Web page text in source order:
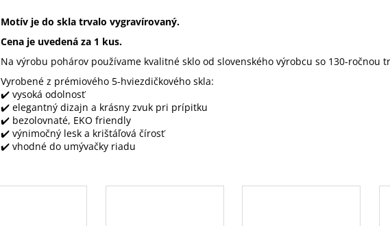
Motív je do skla trvalo vygravírovaný.
Cena je uvedená za 1 kus.
Na výrobu pohárov používame kvalitné sklo od slovenského výrobcu so 130-ročnou
Vyrobené z prémiového 5-hviezdičkového skla:
✔️ vysoká odolnosť
✔️ elegantný dizajn a krásny zvuk pri prípitku
✔️ bezolovnaté, EKO friendly
✔️ výnimočný lesk a krištáľová čírosť
✔️ vhodné do umývačky riadu